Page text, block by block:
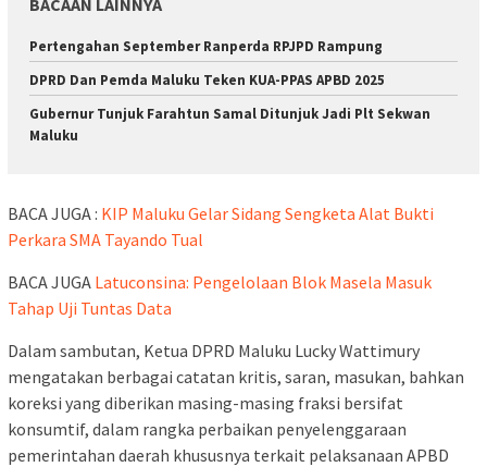
BACAAN LAINNYA
Pertengahan September Ranperda RPJPD Rampung
DPRD Dan Pemda Maluku Teken KUA-PPAS APBD 2025
Gubernur Tunjuk Farahtun Samal Ditunjuk Jadi Plt Sekwan
Maluku
BACA JUGA : KIP Maluku Gelar Sidang Sengketa Alat Bukti
Perkara SMA Tayando Tual
BACA JUGA Latuconsina: Pengelolaan Blok Masela Masuk
Tahap Uji Tuntas Data
Dalam sambutan, Ketua DPRD Maluku Lucky Wattimury
mengatakan berbagai catatan kritis, saran, masukan, bahkan
koreksi yang diberikan masing-masing fraksi bersifat
konsumtif, dalam rangka perbaikan penyelenggaraan
pemerintahan daerah khususnya terkait pelaksanaan APBD